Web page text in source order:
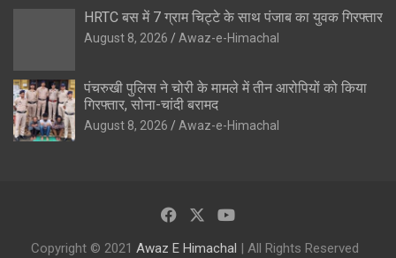
HRTC बस में 7 ग्राम चिट्टे के साथ पंजाब का युवक गिरफ्तार
August 8, 2026 Awaz-e-Himachal
पंचरुखी पुलिस ने चोरी के मामले में तीन आरोपियों को किया
गिरफ्तार, सोना-चांदी बरामद
August 8, 2026 Awaz-e-Himachal
Copyright © 2021 Awaz E Himachal | All Rights Reserved